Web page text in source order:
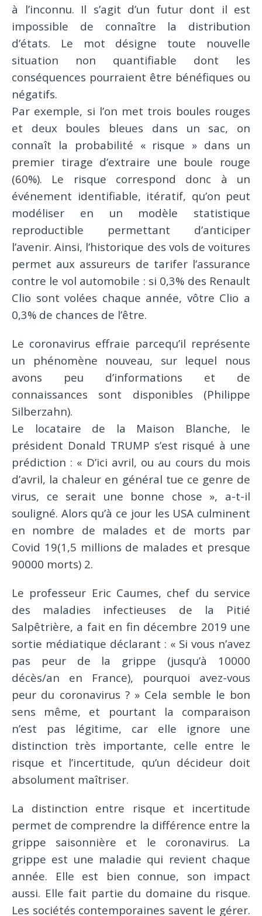
à l’inconnu. Il s’agit d’un futur dont il est
impossible de connaître la distribution
d’états. Le mot désigne toute nouvelle
situation non quantifiable dont les
conséquences pourraient être bénéfiques ou
négatifs.
Par exemple, si l’on met trois boules rouges
et deux boules bleues dans un sac, on
connaît la probabilité « risque » dans un
premier tirage d’extraire une boule rouge
(60%). Le risque correspond donc à un
événement identifiable, itératif, qu’on peut
modéliser en un modèle statistique
reproductible permettant d’anticiper
l’avenir. Ainsi, l’historique des vols de voitures
permet aux assureurs de tarifer l’assurance
contre le vol automobile : si 0,3% des Renault
Clio sont volées chaque année, vôtre Clio a
0,3% de chances de l’être.
Le coronavirus effraie parcequ’il représente
un phénomène nouveau, sur lequel nous
avons peu d’informations et de
connaissances sont disponibles (Philippe
Silberzahn).
Le locataire de la Maison Blanche, le
président Donald TRUMP s’est risqué à une
prédiction : « D’ici avril, ou au cours du mois
d’avril, la chaleur en général tue ce genre de
virus, ce serait une bonne chose », a-t-il
souligné. Alors qu’à ce jour les USA culminent
en nombre de malades et de morts par
Covid 19(1,5 millions de malades et presque
90000 morts) 2.
Le professeur Eric Caumes, chef du service
des maladies infectieuses de la Pitié
Salpêtrière, a fait en fin décembre 2019 une
sortie médiatique déclarant : « Si vous n’avez
pas peur de la grippe (jusqu’à 10000
décès/an en France), pourquoi avez-vous
peur du coronavirus ? » Cela semble le bon
sens même, et pourtant la comparaison
n’est pas légitime, car elle ignore une
distinction très importante, celle entre le
risque et l’incertitude, qu’un décideur doit
absolument maîtriser.
La distinction entre risque et incertitude
permet de comprendre la différence entre la
grippe saisonnière et le coronavirus. La
grippe est une maladie qui revient chaque
année. Elle est bien connue, son impact
aussi. Elle fait partie du domaine du risque.
Les sociétés contemporaines savent le gérer.